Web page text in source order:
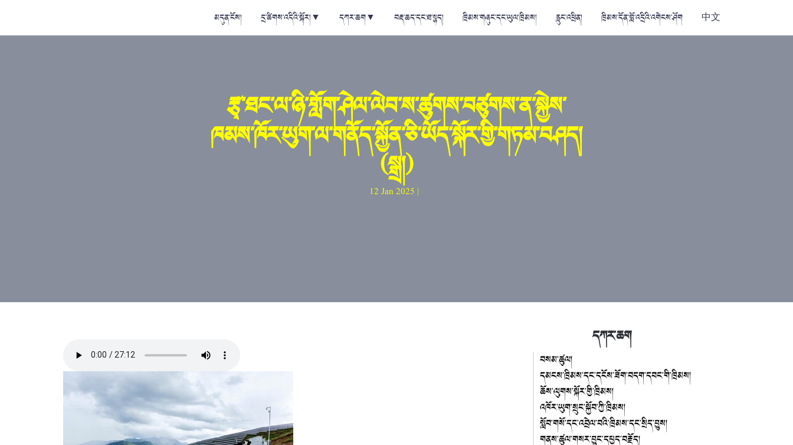
མདུན་ངོས། དྲ་ཚིགས་འདིའི་སྐོར།▼ དཀར་ཆག▼ བརྡ་ཆད་དང་ཐ་སྙད། ཁྲིམས་གཞུང་དང་ཡུལ་ཁྲིམས། རླུང་འཕྲིན། ཁྲིམས་དོན་བློ་འདྲིའི་འགེངས་ཤོག 中文
རྩྭ་ཐང་ལ་ཉི་གློག་ཤེལ་ལེབ་ས་ཚུགས་བཙུགས་ན་སྐྱེས་
ཁམས་ཁོར་ཡུག་ལ་གནོད་སྐྱོན་ཅི་ཡོད་སྐོར་གྱི་གཏམ་བཤད།
(སྒྲ།)
12 Jan 2025 |
དཀར་ཆག
བསམ་ཚུལ།
དམངས་ཁྲིམས་དང་དངོས་ཟོག་བདག་དབང་གི་ཁྲིམས།
ཆོས་ལུགས་སྐོར་གྱི་ཁྲིམས།
འཁོར་ཡུག་སྲུང་སྐྱོབ་ཀྱི་ཁྲིམས།
སློབ་གསོ་དང་འབྲེལ་བའི་ཁྲིམས་དང་སྲིད་བྱུས།
གནས་ཚུལ་གསར་བྱུང་དཔྱད་བརྗོད།